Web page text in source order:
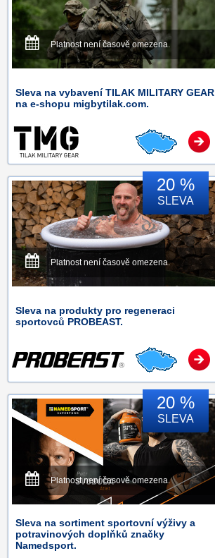
Platnost není časově omezena.
Sleva na vybavení TILAK MILITARY GEAR
na e-shopu migbytilak.com.
20 %
SLEVA
Platnost není časově omezena.
Sleva na produkty pro regeneraci
sportovců PROBEAST.
20 %
SLEVA
Platnost není časově omezena.
Sleva na sortiment sportovní výživy a
potravinových doplňků značky
Namedsport.